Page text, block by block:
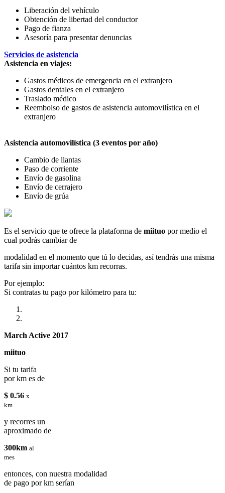
Liberación del vehículo
Obtención de libertad del conductor
Pago de fianza
Asesoría para presentar denuncias
Servicios de asistencia
Asistencia en viajes:
Gastos médicos de emergencia en el extranjero
Gastos dentales en el extranjero
Traslado médico
Reembolso de gastos de asistencia automovilística en el
extranjero
Asistencia automovilística (3 eventos por año)
Cambio de llantas
Paso de corriente
Envío de gasolina
Envío de cerrajero
Envío de grúa
Es el servicio que te ofrece la plataforma de miituo por medio el
cual podrás cambiar de
modalidad en el momento que tú lo decidas, así tendrás una misma
tarifa sin importar cuántos km recorras.
Por ejemplo:
Si contratas tu pago por kilómetro para tu:
March Active 2017
miituo
Si tu tarifa
por km es de
$ 0.56 x
km
y recorres un
aproximado de
300km al
mes
entonces, con nuestra modalidad
de pago por km serían